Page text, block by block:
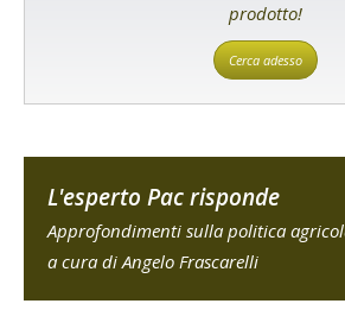
prodotto!
Cerca adesso
L'esperto Pac risponde
Approfondimenti sulla politica
a cura di Angelo Frascarelli